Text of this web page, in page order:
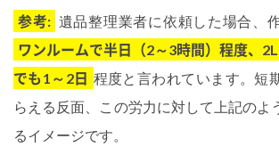
参考: 遺品整理業者に依頼した場合、
ワンルームで半日（2～3時間）程度、
でも1～2日 程度と言われています。短
らえる反面、この労力に対して上記のよ
るイメージです。